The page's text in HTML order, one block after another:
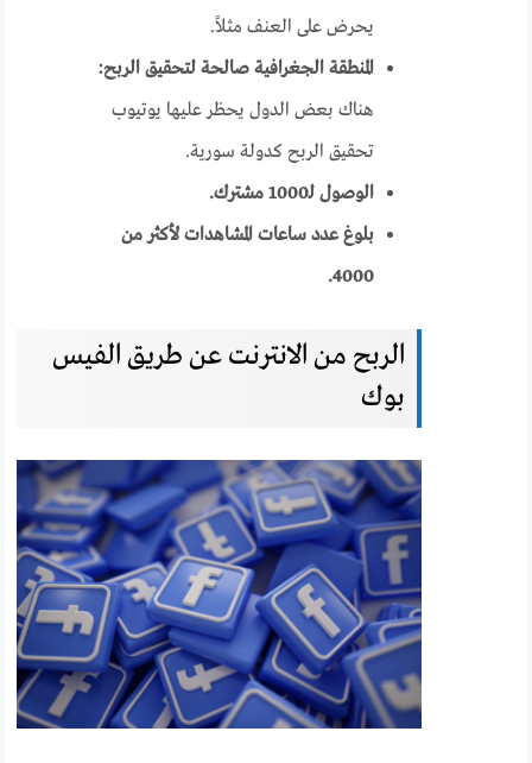
يحرض على العنف مثلاً.
المنطقة الجغرافية صالحة لتحقيق الربح:
هناك بعض الدول يحظر عليها يوتيوب
تحقيق الربح كدولة سورية.
الوصول لـ1000 مشترك.
بلوغ عدد ساعات المشاهدات لأكثر من
4000.
الربح من الانترنت عن طريق الفيس
بوك